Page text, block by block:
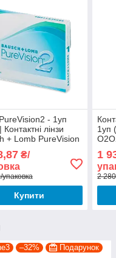
- 1уп
лінзи
+ Lomb PureVision
₴/
Купити
1уп
toric
1
2
–32% Подарунок